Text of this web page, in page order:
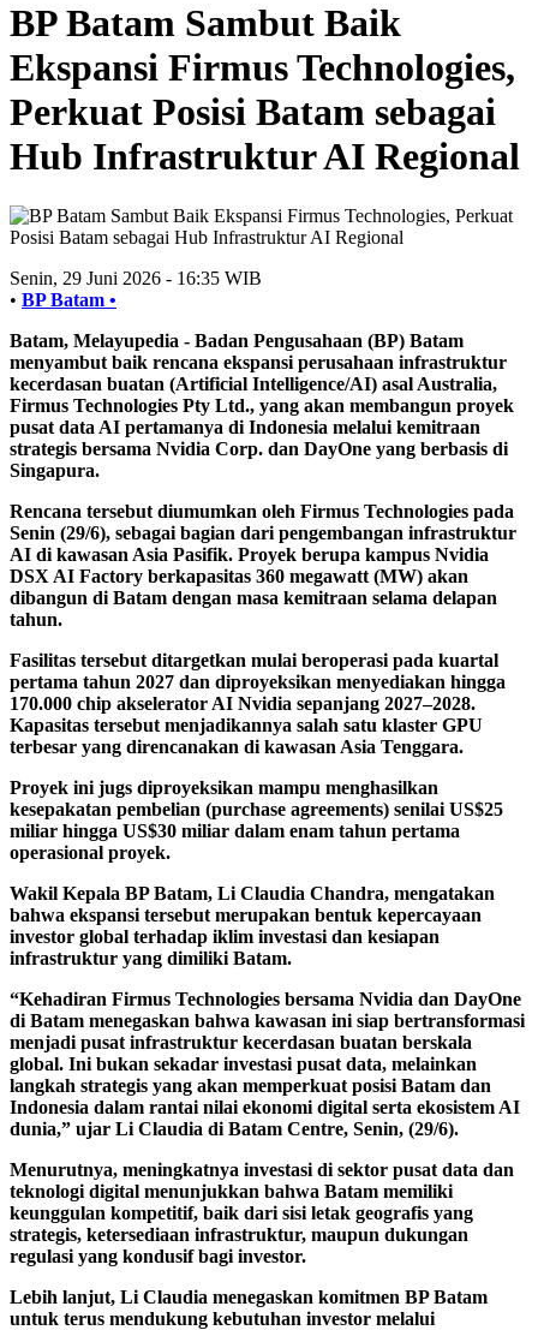
BP Batam Sambut Baik
Ekspansi Firmus Technologies,
Perkuat Posisi Batam sebagai
Hub Infrastruktur AI Regional
Senin, 29 Juni 2026 - 16:35 WIB
• BP Batam •
Batam, Melayupedia - Badan Pengusahaan (BP) Batam
menyambut baik rencana ekspansi perusahaan infrastruktur
kecerdasan buatan (Artificial Intelligence/AI) asal Australia,
Firmus Technologies Pty Ltd., yang akan membangun proyek
pusat data AI pertamanya di Indonesia melalui kemitraan
strategis bersama Nvidia Corp. dan DayOne yang berbasis di
Singapura.
Rencana tersebut diumumkan oleh Firmus Technologies pada
Senin (29/6), sebagai bagian dari pengembangan infrastruktur
AI di kawasan Asia Pasifik. Proyek berupa kampus Nvidia
DSX AI Factory berkapasitas 360 megawatt (MW) akan
dibangun di Batam dengan masa kemitraan selama delapan
tahun.
Fasilitas tersebut ditargetkan mulai beroperasi pada kuartal
pertama tahun 2027 dan diproyeksikan menyediakan hingga
170.000 chip akselerator AI Nvidia sepanjang 2027–2028.
Kapasitas tersebut menjadikannya salah satu klaster GPU
terbesar yang direncanakan di kawasan Asia Tenggara.
Proyek ini jugs diproyeksikan mampu menghasilkan
kesepakatan pembelian (purchase agreements) senilai US$25
miliar hingga US$30 miliar dalam enam tahun pertama
operasional proyek.
Wakil Kepala BP Batam, Li Claudia Chandra, mengatakan
bahwa ekspansi tersebut merupakan bentuk kepercayaan
investor global terhadap iklim investasi dan kesiapan
infrastruktur yang dimiliki Batam.
“Kehadiran Firmus Technologies bersama Nvidia dan DayOne
di Batam menegaskan bahwa kawasan ini siap bertransformasi
menjadi pusat infrastruktur kecerdasan buatan berskala
global. Ini bukan sekadar investasi pusat data, melainkan
langkah strategis yang akan memperkuat posisi Batam dan
Indonesia dalam rantai nilai ekonomi digital serta ekosistem AI
dunia,” ujar Li Claudia di Batam Centre, Senin, (29/6).
Menurutnya, meningkatnya investasi di sektor pusat data dan
teknologi digital menunjukkan bahwa Batam memiliki
keunggulan kompetitif, baik dari sisi letak geografis yang
strategis, ketersediaan infrastruktur, maupun dukungan
regulasi yang kondusif bagi investor.
Lebih lanjut, Li Claudia menegaskan komitmen BP Batam
untuk terus mendukung kebutuhan investor melalui